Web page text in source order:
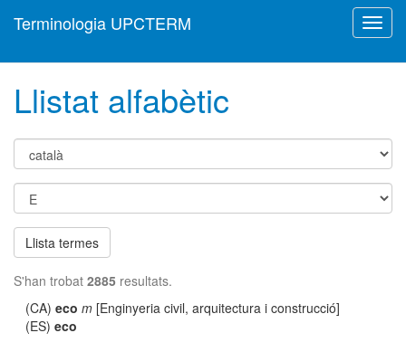
Terminologia UPCTERM
Llistat alfabètic
Llista termes
S'han trobat 2885 resultats.
(CA)eco m [Enginyeria civil, arquitectura i construcció]
(ES)eco